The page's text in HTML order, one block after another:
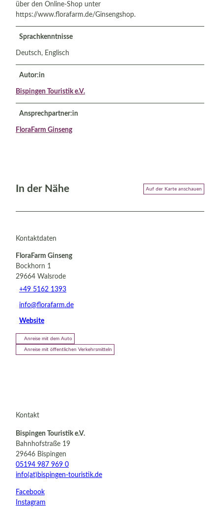
über den Online-Shop unter
https://www.florafarm.de/Ginsengshop.
Sprachkenntnisse
Deutsch, Englisch
Autor:in
Bispingen Touristik e.V.
Ansprechpartner:in
FloraFarm Ginseng
In der Nähe Auf der Karte anschauen
Kontaktdaten
FloraFarm Ginseng
Bockhorn 1
29664 Walsrode
+49 5162 1393
info@florafarm.de
Website
Anreise mit dem Auto
Anreise mit öffentlichen Verkehrsmitteln
Kontakt
Bispingen Touristik e.V.
Bahnhofstraße 19
29646 Bispingen
05194 987 969 0
info(at)bispingen-touristik.de
Facebook
Instagram